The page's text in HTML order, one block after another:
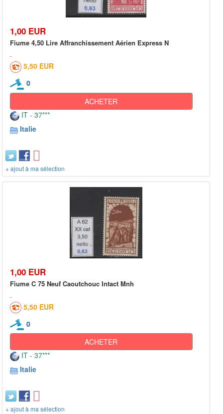
1,00 EUR
Fiume 4,50 Lire Affranchissement Aérien Express N
5,50 EUR
0
ACHETER
IT - 37***
Italie
+ ajout à ma sélection
1,00 EUR
Fiume C 75 Neuf Caoutchouc Intact Mnh
5,50 EUR
0
ACHETER
IT - 37***
Italie
+ ajout à ma sélection